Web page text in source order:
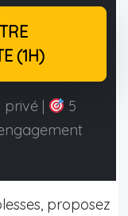
(1H)
|
5
proposez